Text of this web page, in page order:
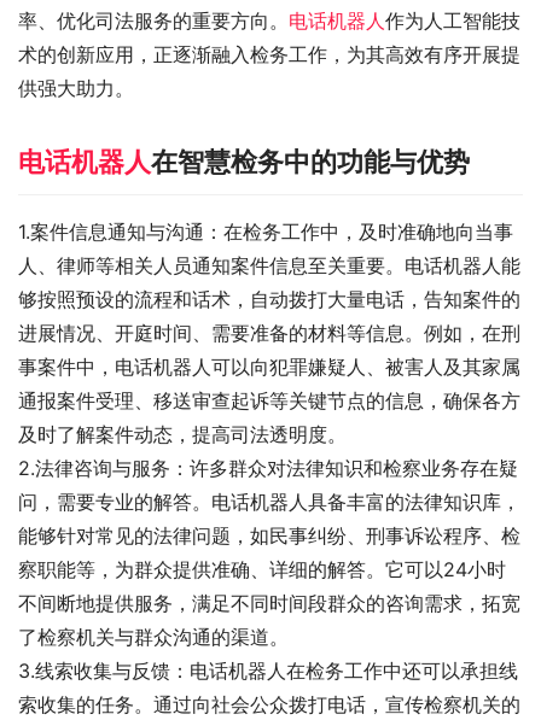
率、优化司法服务的重要方向。 电话机器人作为人工智能技
术的创新应用，正逐渐融入检务工作，为其高效有序开展提
供强大助力。
电话机器人在智慧检务中的功能与优势
1.案件信息通知与沟通：在检务工作中，及时准确地向当事
人、律师等相关人员通知案件信息至关重要。电话机器人能
够按照预设的流程和话术，自动拨打大量电话，告知案件的
进展情况、开庭时间、需要准备的材料等信息。例如，在刑
事案件中，电话机器人可以向犯罪嫌疑人、被害人及其家属
通报案件受理、移送审查起诉等关键节点的信息，确保各方
及时了解案件动态，提高司法透明度。
2.法律咨询与服务：许多群众对法律知识和检察业务存在疑
问，需要专业的解答。电话机器人具备丰富的法律知识库，
能够针对常见的法律问题，如民事纠纷、刑事诉讼程序、检
察职能等，为群众提供准确、详细的解答。它可以24小时
不间断地提供服务，满足不同时间段群众的咨询需求，拓宽
了检察机关与群众沟通的渠道。
3.线索收集与反馈：电话机器人在检务工作中还可以承担线
索收集的任务。通过向社会公众拨打电话，宣传检察机关的